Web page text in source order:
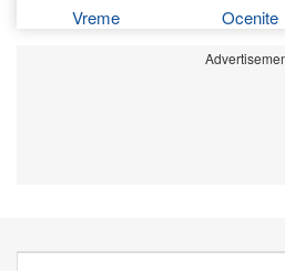
Vreme Ocenite